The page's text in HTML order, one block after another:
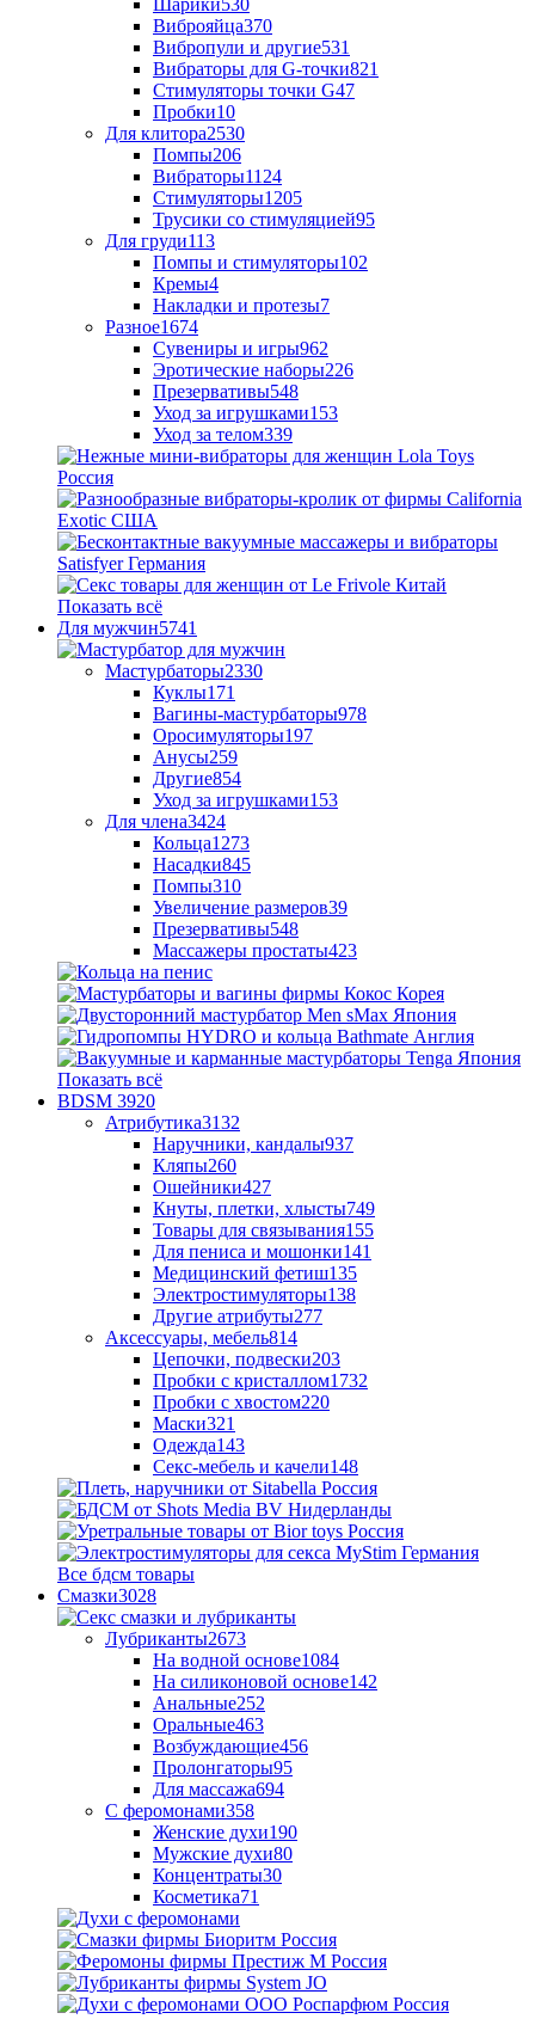
Шарики530
Виброяйца370
Вибропули и другие531
Вибраторы для G-точки821
Стимуляторы точки G47
Пробки10
Для клитора2530
Помпы206
Вибраторы1124
Стимуляторы1205
Трусики со стимуляцией95
Для груди113
Помпы и стимуляторы102
Кремы4
Накладки и протезы7
Разное1674
Сувениры и игры962
Эротические наборы226
Презервативы548
Уход за игрушками153
Уход за телом339
Показать всё
Для мужчин5741
Мастурбаторы2330
Куклы171
Вагины-мастурбаторы978
Оросимуляторы197
Анусы259
Другие854
Уход за игрушками153
Для члена3424
Кольца1273
Насадки845
Помпы310
Увеличение размеров39
Презервативы548
Массажеры простаты423
Показать всё
BDSM 3920
Атрибутика3132
Наручники, кандалы937
Кляпы260
Ошейники427
Кнуты, плетки, хлысты749
Товары для связывания155
Для пениса и мошонки141
Медицинский фетиш135
Электростимуляторы138
Другие атрибуты277
Аксессуары, мебель814
Цепочки, подвески203
Пробки с кристаллом1732
Пробки с хвостом220
Маски321
Одежда143
Секс-мебель и качели148
Все бдсм товары
Смазки3028
Лубриканты2673
На водной основе1084
На силиконовой основе142
Анальные252
Оральные463
Возбуждающие456
Пролонгаторы95
Для массажа694
С феромонами358
Женские духи190
Мужские духи80
Концентраты30
Косметика71